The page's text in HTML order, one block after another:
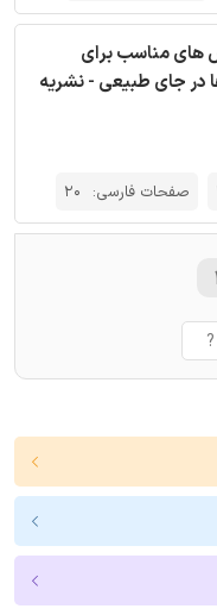
های مناسب برای
در جای طبیعی - نشریه
صفحات فارسی: 20